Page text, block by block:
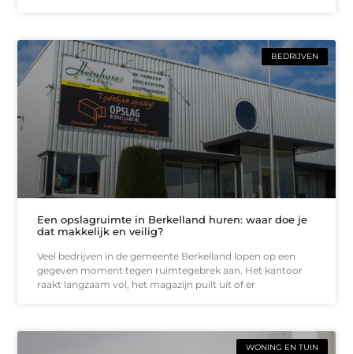
BEDRIJVEN
Een opslagruimte in Berkelland huren: waar doe je
dat makkelijk en veilig?
Veel bedrijven in de gemeente Berkelland lopen op een
gegeven moment tegen ruimtegebrek aan. Het kantoor
raakt langzaam vol, het magazijn puilt uit of er
WONING EN TUIN